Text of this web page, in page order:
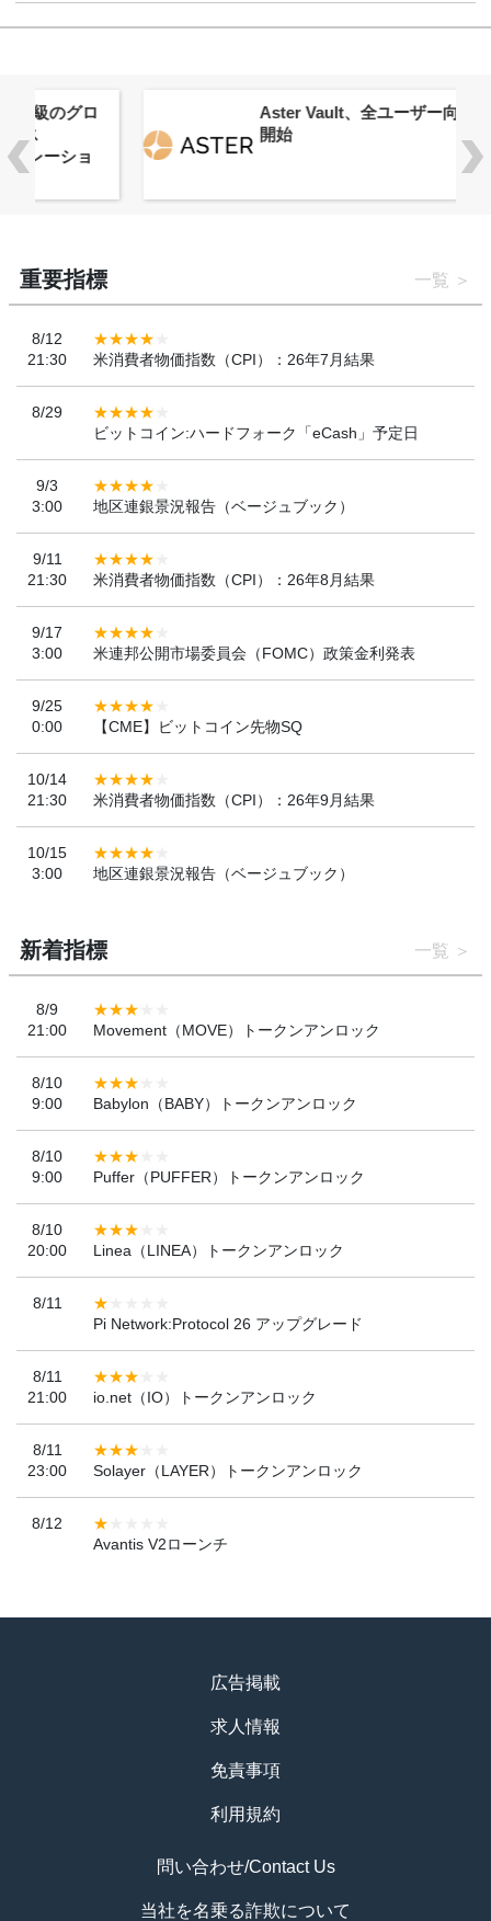
Aster Vault、全ユーザー向けに提供
開始
重要指標 一覧
8/12
21:30
米消費者物価指数（CPI）：26年7月結果
8/29
ビットコイン:ハードフォーク「eCash」予定日
9/3
3:00
地区連銀景況報告（ベージュブック）
9/11
21:30
米消費者物価指数（CPI）：26年8月結果
9/17
3:00
米連邦公開市場委員会（FOMC）政策金利発表
9/25
0:00
【CME】ビットコイン先物SQ
10/14
21:30
米消費者物価指数（CPI）：26年9月結果
10/15
3:00
地区連銀景況報告（ベージュブック）
新着指標 一覧
8/9
21:00
Movement（MOVE）トークンアンロック
8/10
9:00
Babylon（BABY）トークンアンロック
8/10
9:00
Puffer（PUFFER）トークンアンロック
8/10
20:00
Linea（LINEA）トークンアンロック
8/11
Pi Network:Protocol 26 アップグレード
8/11
21:00
io.net（IO）トークンアンロック
8/11
23:00
Solayer（LAYER）トークンアンロック
8/12
Avantis V2ローンチ
広告掲載
求人情報
免責事項
利用規約
問い合わせ/Contact Us
当社を名乗る詐欺について